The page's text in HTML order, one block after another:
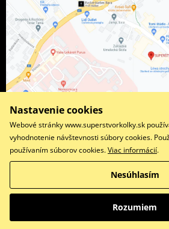
Facebook
Copyright © 2026
Všetky práva
Prepnúť na klasickú
Nastavenie cookies
Webové stránky www.superstvorkolky.sk
vyhodnotenie návštevnosti súbory cookies.
používaním súborov cookies.Viac informácií.
Nesúhlasím
Rozumiem